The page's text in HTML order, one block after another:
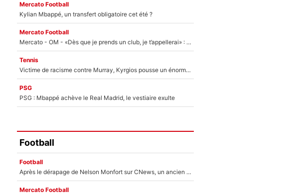
Mercato Football
Kylian Mbappé, un transfert obligatoire cet été ?
Mercato Football
Mercato - OM - «Dès que je prends un club, je t’appellerai» : La promesse de Marcelino au moment de claquer la porte
Tennis
Victime de racisme contre Murray, Kyrgios pousse un énorme coup de gueule !
PSG
PSG : Mbappé achève le Real Madrid, le vestiaire exulte
Football
Football
Après le dérapage de Nelson Monfort sur CNews, un ancien journaliste de France Télévisions relance la polémique sur les incendies en Gironde
Mercato Football